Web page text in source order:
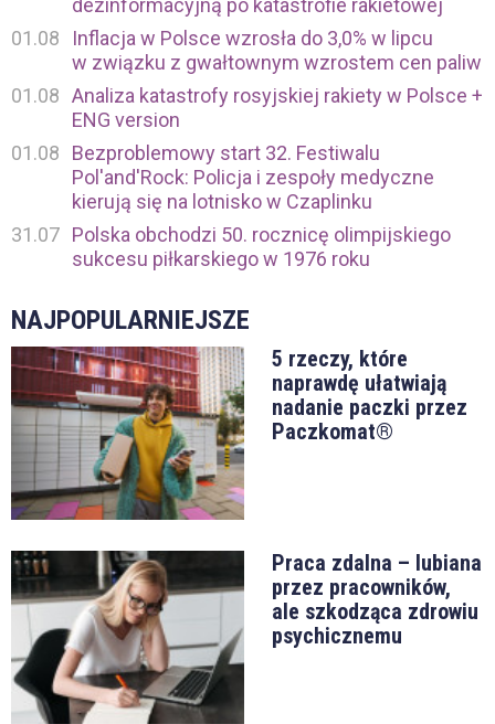
dezinformacyjną po katastrofie rakietowej
01.08
Inflacja w Polsce wzrosła do 3,0% w lipcu
w związku z gwałtownym wzrostem cen paliw
01.08 Analiza katastrofy rosyjskiej rakiety w Polsce +
ENG version
01.08
Bezproblemowy start 32. Festiwalu
Pol'and'Rock: Policja i zespoły medyczne
kierują się na lotnisko w Czaplinku
31.07 Polska obchodzi 50. rocznicę olimpijskiego
sukcesu piłkarskiego w 1976 roku
NAJPOPULARNIEJSZE
5 rzeczy, które
naprawdę ułatwiają
nadanie paczki przez
Paczkomat®
Praca zdalna – lubiana
przez pracowników,
ale szkodząca zdrowiu
psychicznemu